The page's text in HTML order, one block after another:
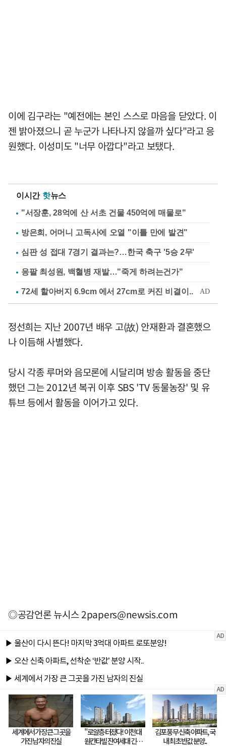
이에 김구라는 "예전에는 본인 스스로 마음을 닫았다. 이
젠 밝아졌으니 곧 누군가 나타나지 않을까 싶다"라고 응
원했다. 이성미도 "너무 아깝다"라고 보탰다.
이시간 핫뉴스
"서장훈, 28억에 산 서초 건물 450억에 매물로"
방은희, 어머니 고독사에 오열 "이틀 만에 발견"
심판 성 접대 7경기 결과는?…한국 축구 '5승 2무'
응팔 최성원, 백혈병 재발…"죽게 하려는건가"
정선희는 지난 2007년 배우 고(故) 안재환과 결혼했으
나 이듬해 사별했다.
당시 각종 루머와 음모론에 시달리며 방송 활동을 중단
했던 그는 2012년 복귀 이후 SBS 'TV 동물농장' 및 유
튜브 등에서 활동을 이어가고 있다.
◎공감언론 뉴시스2papers@newsis.com